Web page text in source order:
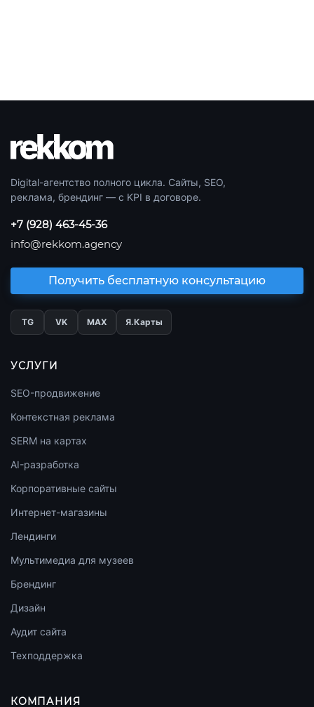
Digital-агентство полного цикла. Сайты, SEO,
реклама, брендинг — с KPI в договоре.
+7 (928) 463-45-36
info@rekkom.agency
Получить бесплатную консультацию
TG VK МАХ Я.Карты
УСЛУГИ
SEO-продвижение
Контекстная реклама
SERM на картах
AI-разработка
Корпоративные сайты
Интернет-магазины
Лендинги
Мультимедиа для музеев
Брендинг
Дизайн
Аудит сайта
Техподдержка
КОМПАНИЯ